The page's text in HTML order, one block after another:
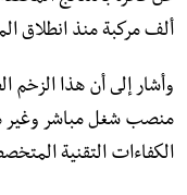
ألف مركبة منذ انطلاق
منصب شغل مباشر وغير
الكفاءات التقنية